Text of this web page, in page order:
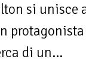
si unisce
di un...